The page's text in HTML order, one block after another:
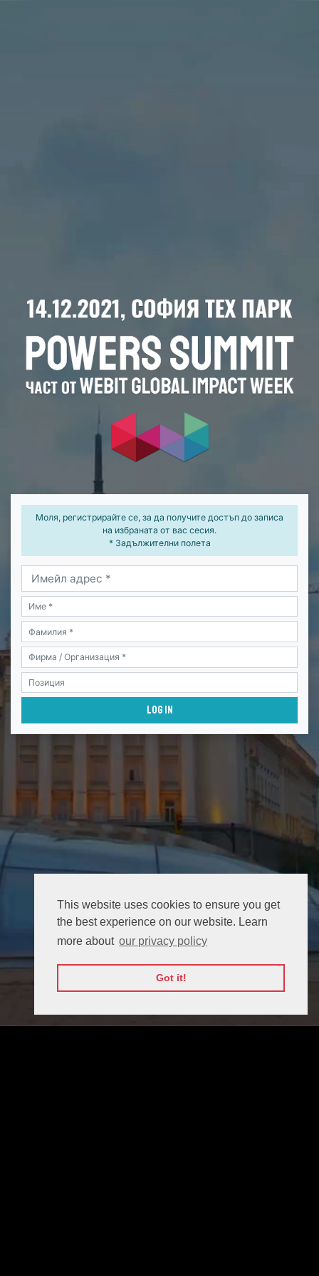
This website uses cookies to ensure you get
the best experience on our website. Learn
more about our privacy policy
Got it!
Моля, регистрирайте се, за да получите достъп до записа
на избраната от вас сесия.
* Задължителни полета